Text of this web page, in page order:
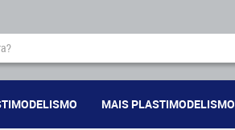
MAIS PLASTIMODELISMO